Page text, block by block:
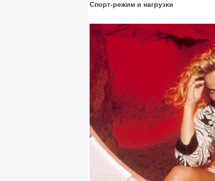
Спорт-режим и нагрузки